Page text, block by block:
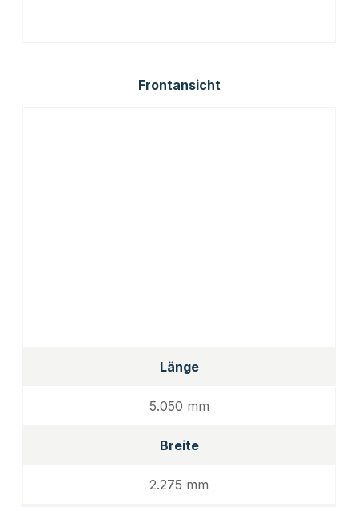
Frontansicht
Länge
5.050 mm
Breite
2.275 mm